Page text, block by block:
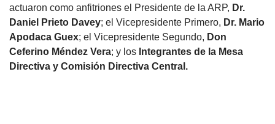
actuaron como anfitriones el Presidente de la ARP, Dr.
Daniel Prieto Davey; el Vicepresidente Primero, Dr. Mario
Apodaca Guex; el Vicepresidente Segundo, Don
Ceferino Méndez Vera; y los Integrantes de la Mesa
Directiva y Comisión Directiva Central.